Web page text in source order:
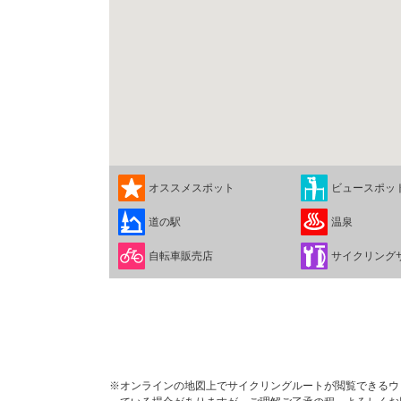
オススメスポット ビュースポッ
道の駅 温泉
自転車販売店 サイクリング
※オンラインの地図上でサイクリングルートが閲覧できる